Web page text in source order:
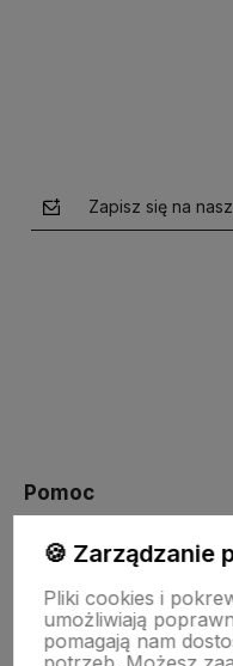
Zapisz się na
Pomoc
Moje konto
Informacje
🍪 Zarządzanie
Pliki cookies i
umożliwiają
pomagają nam